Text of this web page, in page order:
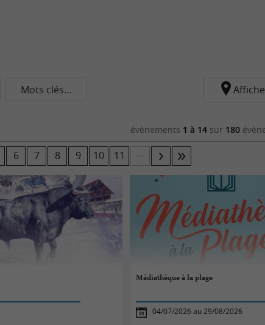
Mots clés...
évènements 1 à 14 sur 180
6 7 8 9 10 11
Médiathèque à la plage
04/07/2026 au 29/08/2026